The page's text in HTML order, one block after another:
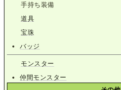
手持ち装備
道具
宝珠
バッジ
モンスター
仲間モンスター